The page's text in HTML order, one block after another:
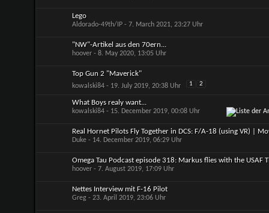
Lego
Aldorado-49th/IP- 7. March 2021, 23:27 Uhr
"NW"-Artikel aus den 70ern...
hoover- 8. May 2020, 13:05 Uhr
Top Gun 2 "Maverick"
kowalski84- 19. July 2019, 20:38 Uhr 1 2
What Boys realy want...
kowalski84- 15. December 2019, 00:08 Uhr
Real Hornet Pilots Fly Together in DCS: F/A-18 (using VR) |
Duke- 14. December 2019, 06:29 Uhr
Omega Tau Podcast episode 318: Markus flies with the USAF
hoover- 7. August 2019, 17:09 Uhr
Nettes Interview mit F-16 Pilot
Greg- 23. April 2019, 23:06 Uhr